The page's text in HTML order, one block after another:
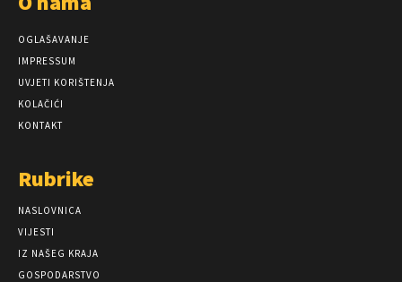
OGLAŠAVANJE
IMPRESSUM
UVJETI KORIŠTENJA
KOLAČIĆI
KONTAKT
Rubrike
NASLOVNICA
VIJESTI
IZ NAŠEG KRAJA
GOSPODARSTVO